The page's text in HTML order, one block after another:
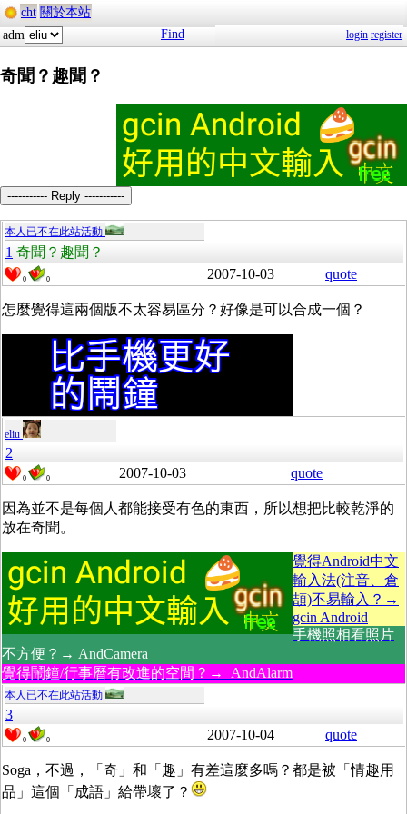
cht 關於本站
adm
Find login register
奇聞？趣聞？
----------- Reply -----------
本人已不在此站活動
1 奇聞？趣聞？
0 0 2007-10-03 quote
怎麼覺得這兩個版不太容易區分？好像是可以合成一個？
eliu
2
0 0 2007-10-03 quote
因為並不是每個人都能接受有色的東西，所以想把比較乾淨的
放在奇聞。
覺得Android中文
輸入法(注音、倉
頡)不易輸入？→
gcin Android
手機照相看照片
不方便？→ AndCamera
覺得鬧鐘/行事曆有改進的空間？→ AndAlarm
本人已不在此站活動
3
0 0 2007-10-04 quote
Soga，不過，「奇」和「趣」有差這麼多嗎？都是被「情趣用
品」這個「成語」給帶壞了？